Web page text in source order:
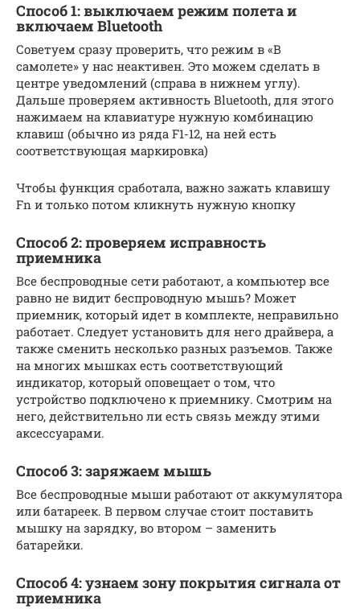
Способ 1: выключаем режим полета и
включаем Bluetooth
Советуем сразу проверить, что режим в «В
самолете» у нас неактивен. Это можем сделать в
центре уведомлений (справа в нижнем углу).
Дальше проверяем активность Bluetooth, для этого
нажимаем на клавиатуре нужную комбинацию
клавиш (обычно из ряда F1-12, на ней есть
соответствующая маркировка)
Чтобы функция сработала, важно зажать клавишу
Fn и только потом кликнуть нужную кнопку
Способ 2: проверяем исправность
приемника
Все беспроводные сети работают, а компьютер все
равно не видит беспроводную мышь? Может
приемник, который идет в комплекте, неправильно
работает. Следует установить для него драйвера, а
также сменить несколько разных разъемов. Также
на многих мышках есть соответствующий
индикатор, который оповещает о том, что
устройство подключено к приемнику. Смотрим на
него, действительно ли есть связь между этими
аксессуарами.
Способ 3: заряжаем мышь
Все беспроводные мыши работают от аккумулятора
или батареек. В первом случае стоит поставить
мышку на зарядку, во втором – заменить
батарейки.
Способ 4: узнаем зону покрытия сигнала от
приемника